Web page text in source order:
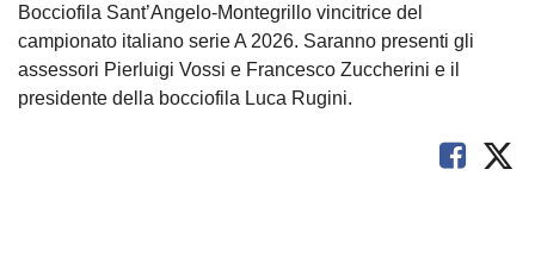
Bocciofila Sant’Angelo-Montegrillo vincitrice del
campionato italiano serie A 2026. Saranno presenti gli
assessori Pierluigi Vossi e Francesco Zuccherini e il
presidente della bocciofila Luca Rugini.